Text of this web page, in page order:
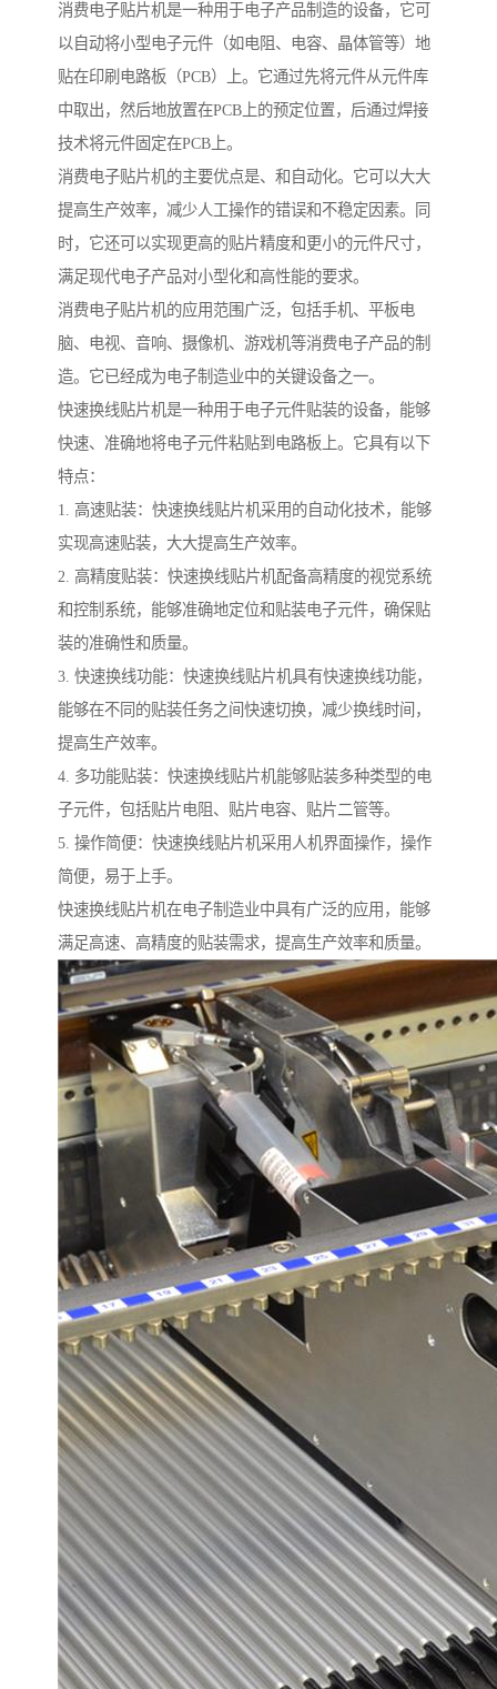
消费电子贴片机是一种用于电子产品制造的设备，它可
以自动将小型电子元件（如电阻、电容、晶体管等）地
贴在印刷电路板（PCB）上。它通过先将元件从元件库
中取出，然后地放置在PCB上的预定位置，后通过焊接
技术将元件固定在PCB上。
消费电子贴片机的主要优点是、和自动化。它可以大大
提高生产效率，减少人工操作的错误和不稳定因素。同
时，它还可以实现更高的贴片精度和更小的元件尺寸，
满足现代电子产品对小型化和高性能的要求。
消费电子贴片机的应用范围广泛，包括手机、平板电
脑、电视、音响、摄像机、游戏机等消费电子产品的制
造。它已经成为电子制造业中的关键设备之一。
快速换线贴片机是一种用于电子元件贴装的设备，能够
快速、准确地将电子元件粘贴到电路板上。它具有以下
特点：
1. 高速贴装：快速换线贴片机采用的自动化技术，能够
实现高速贴装，大大提高生产效率。
2. 高精度贴装：快速换线贴片机配备高精度的视觉系统
和控制系统，能够准确地定位和贴装电子元件，确保贴
装的准确性和质量。
3. 快速换线功能：快速换线贴片机具有快速换线功能，
能够在不同的贴装任务之间快速切换，减少换线时间，
提高生产效率。
4. 多功能贴装：快速换线贴片机能够贴装多种类型的电
子元件，包括贴片电阻、贴片电容、贴片二管等。
5. 操作简便：快速换线贴片机采用人机界面操作，操作
简便，易于上手。
快速换线贴片机在电子制造业中具有广泛的应用，能够
满足高速、高精度的贴装需求，提高生产效率和质量。